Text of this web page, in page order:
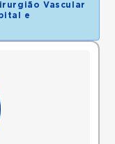
Vascular
e